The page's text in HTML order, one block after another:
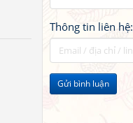
Thông tin liên hệ:
Gửi bình luận